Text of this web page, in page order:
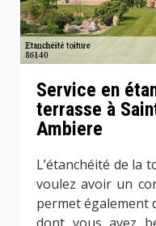
Service en
terrasse à
Ambiere
L’étanchéité de la
voulez avoir un
permet également